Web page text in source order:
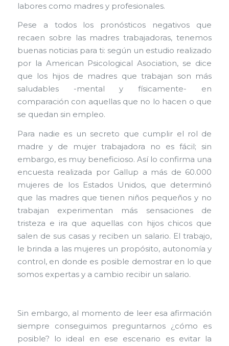
labores como madres y profesionales.
Pese a todos los pronósticos negativos que
recaen sobre las madres trabajadoras, tenemos
buenas noticias para ti: según un estudio realizado
por la American Psicological Asociation, se dice
que los hijos de madres que trabajan son más
saludables -mental y físicamente- en
comparación con aquellas que no lo hacen o que
se quedan sin empleo.
Para nadie es un secreto que cumplir el rol de
madre y de mujer trabajadora no es fácil; sin
embargo, es muy beneficioso. Así lo confirma una
encuesta realizada por Gallup a más de 60.000
mujeres de los Estados Unidos, que determinó
que las madres que tienen niños pequeños y no
trabajan experimentan más sensaciones de
tristeza e ira que aquellas con hijos chicos que
salen de sus casas y reciben un salario. El trabajo,
le brinda a las mujeres un propósito, autonomía y
control, en donde es posible demostrar en lo que
somos expertas y a cambio recibir un salario.
Sin embargo, al momento de leer esa afirmación
siempre conseguimos preguntarnos ¿cómo es
posible? lo ideal en ese escenario es evitar la